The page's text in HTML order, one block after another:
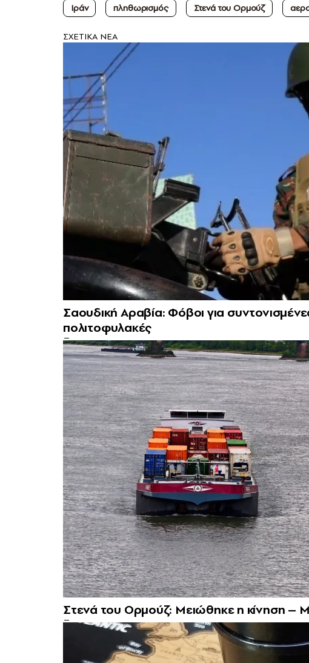
Ιράν
πληθωρισμός Στενά του Ορμούζ
ΣXETIKA NEA
Σαουδική Αραβία: Φόβοι για
πολιτοφυλακές
Στενά του Ορμούζ: Μειώθηκε η κίνηση –